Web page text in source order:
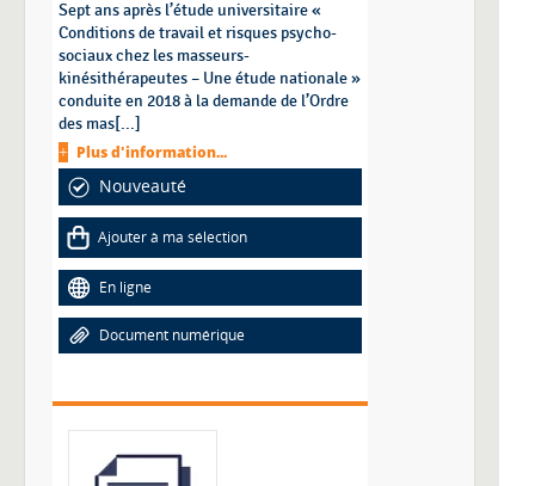
Sept ans après l’étude universitaire «
Conditions de travail et risques psycho-
sociaux chez les masseurs-
kinésithérapeutes – Une étude nationale »
conduite en 2018 à la demande de l’Ordre
des mas[...]
Plus d'information...
Nouveauté
Ajouter à ma sélection
En ligne
Document numérique